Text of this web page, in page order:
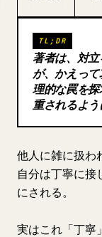
ブログ
更新情報
TL;DR
著者は、対
が、かえっ
理的な罠を
重されるよう
他人に雑に扱わ
自分は丁寧に接
にされる。
実はこれ「丁寧